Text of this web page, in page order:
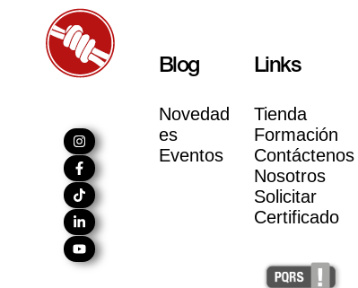
Blog
Novedad
es
Eventos
Links
Tienda
Formación
Contáctenos
Nosotros
Solicitar
Certificado